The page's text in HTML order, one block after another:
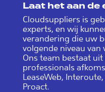
Laat het aan de
Cloudsuppliers is
experts, en wij
verandering die uw
volgende niveau
Ons team bestaat
professionals
LeaseWeb,
Proact.